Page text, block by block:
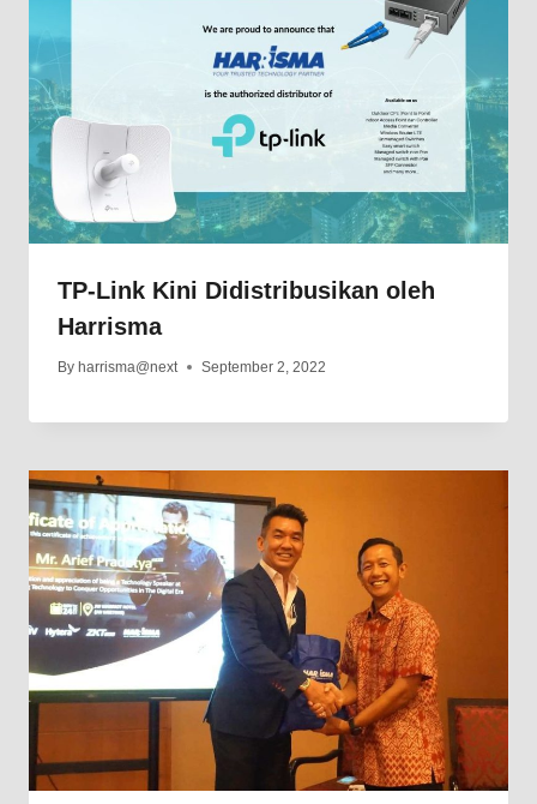
TP-Link Kini Didistribusikan oleh
Harrisma
By harrisma@next September 2, 2022